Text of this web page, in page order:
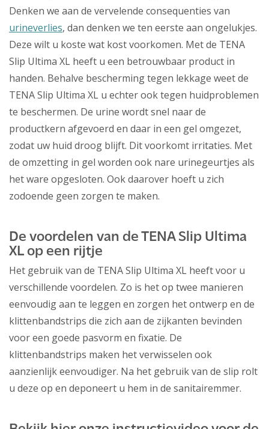
Denken we aan de vervelende consequenties van
urineverlies, dan denken we ten eerste aan ongelukjes.
Deze wilt u koste wat kost voorkomen. Met de TENA
Slip Ultima XL heeft u een betrouwbaar product in
handen. Behalve bescherming tegen lekkage weet de
TENA Slip Ultima XL u echter ook tegen huidproblemen
te beschermen. De urine wordt snel naar de
productkern afgevoerd en daar in een gel omgezet,
zodat uw huid droog blijft. Dit voorkomt irritaties. Met
de omzetting in gel worden ook nare urinegeurtjes als
het ware opgesloten. Ook daarover hoeft u zich
zodoende geen zorgen te maken.
De voordelen van de TENA Slip Ultima
XL op een rijtje
Het gebruik van de TENA Slip Ultima XL heeft voor u
verschillende voordelen. Zo is het op twee manieren
eenvoudig aan te leggen en zorgen het ontwerp en de
klittenbandstrips die zich aan de zijkanten bevinden
voor een goede pasvorm en fixatie. De
klittenbandstrips maken het verwisselen ook
aanzienlijk eenvoudiger. Na het gebruik van de slip rolt
u deze op en deponeert u hem in de sanitairemmer.